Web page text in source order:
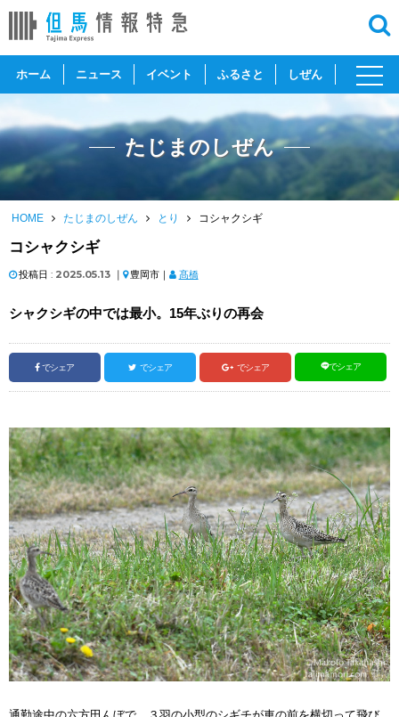
ホーム ニュース イベント ふるさと しぜん
toggle
たじまのしぜん
HOME たじまのしぜん とり コシャクシギ
コシャクシギ
投稿日 : 2025.05.13 ｜ 豊岡市｜ 髙橋
シャクシギの中では最小。15年ぶりの再会
でシェア でシェア でシェア でシェア